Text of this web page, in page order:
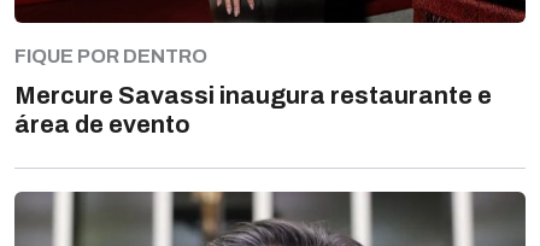
FIQUE POR DENTRO
Mercure Savassi inaugura restaurante e
área de evento